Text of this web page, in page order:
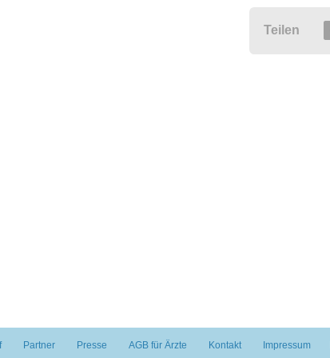
Teilen
Partner Presse AGB für Ärzte Kontakt Impressum